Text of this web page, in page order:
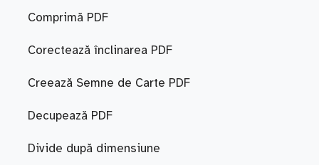
Comprimă PDF
Corectează înclinarea PDF
Creează Semne de Carte PDF
Decupează PDF
Divide după dimensiune